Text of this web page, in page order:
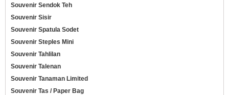
Souvenir Sendok Teh
Souvenir Sisir
Souvenir Spatula Sodet
Souvenir Steples Mini
Souvenir Tahlilan
Souvenir Talenan
Souvenir Tanaman Limited
Souvenir Tas / Paper Bag